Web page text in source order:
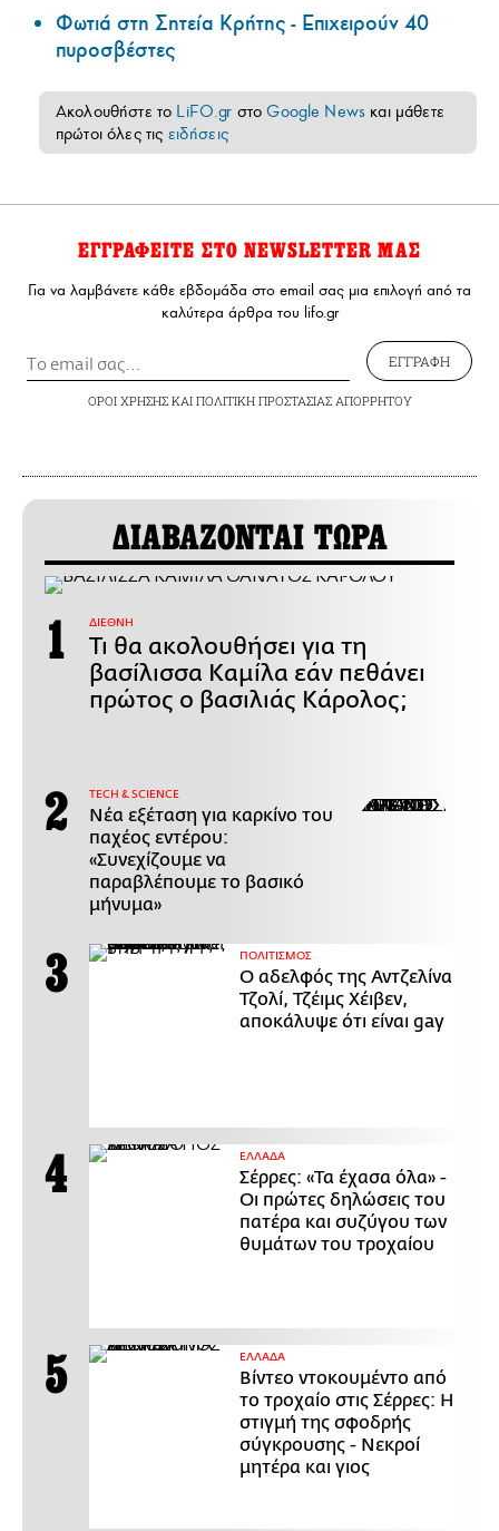
Φωτιά στη Σητεία Κρήτης - Επιχειρούν 40
πυροσβέστες
Ακολουθήστε το LiFO.gr στοGoogle News και μάθετε
πρώτοι όλες τις ειδήσεις
ΕΓΓΡΑΦΕΙΤΕ ΣΤΟ NEWSLETTER ΜΑΣ
Για να λαμβάνετε κάθε εβδομάδα στο email σας μια επιλογή από τα
καλύτερα άρθρα του lifo.gr
ΕΓΓΡΑΦΗ
ΟΡΟΙ ΧΡΗΣΗΣΚΑΙ ΠΟΛΙΤΙΚΗ ΠΡΟΣΤΑΣΙΑΣ ΑΠΟΡΡΗΤΟΥ
ΔΙΑΒΑΖΟΝΤΑΙ ΤΩΡΑ
ΔΙΕΘΝΗ
Τι θα ακολουθήσει για τη
βασίλισσα Καμίλα εάν πεθάνει
πρώτος ο βασιλιάς Κάρολος;
ΤECH & SCIENCE
Νέα εξέταση για καρκίνο του
παχέος εντέρου:
«Συνεχίζουμε να
παραβλέπουμε το βασικό
μήνυμα»
ΠΟΛΙΤΙΣΜΟΣ
Ο αδελφός της Αντζελίνα
Τζολί, Τζέιμς Χέιβεν,
αποκάλυψε ότι είναι gay
ΕΛΛΑΔΑ
Σέρρες: «Τα έχασα όλα» -
Οι πρώτες δηλώσεις του
πατέρα και συζύγου των
θυμάτων του τροχαίου
ΕΛΛΑΔΑ
Βίντεο ντοκουμέντο από
το τροχαίο στις Σέρρες: Η
στιγμή της σφοδρής
σύγκρουσης - Νεκροί
μητέρα και γιος